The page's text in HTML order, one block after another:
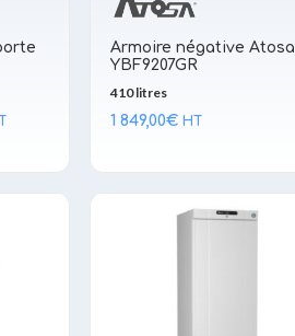
Armoire négative Atosa
YBF9207GR
410 litres
1 849,00€ HT